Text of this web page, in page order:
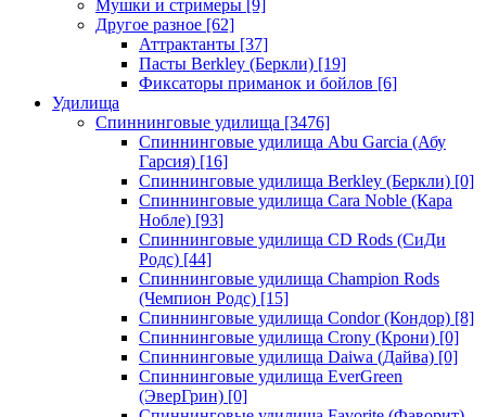
Мушки и стримеры [9]
Другое разное [62]
Аттрактанты [37]
Пасты Berkley (Беркли) [19]
Фиксаторы приманок и бойлов [6]
Удилища
Спиннинговые удилища [3476]
Спиннинговые удилища Abu Garcia (Абу
Гарсия) [16]
Спиннинговые удилища Berkley (Беркли) [0]
Спиннинговые удилища Cara Noble (Кара
Нобле) [93]
Спиннинговые удилища CD Rods (СиДи
Родс) [44]
Спиннинговые удилища Champion Rods
(Чемпион Родс) [15]
Спиннинговые удилища Condor (Кондор) [8]
Спиннинговые удилища Crony (Крони) [0]
Спиннинговые удилища Daiwa (Дайва) [0]
Спиннинговые удилища EverGreen
(ЭверГрин) [0]